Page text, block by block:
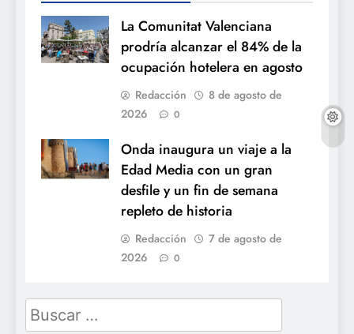
La Comunitat Valenciana
prodría alcanzar el 84% de la
ocupación hotelera en agosto
Redacción
8 de agosto de
2026
0
Onda inaugura un viaje a la
Edad Media con un gran
desfile y un fin de semana
repleto de historia
Redacción
7 de agosto de
2026
0
Buscar: